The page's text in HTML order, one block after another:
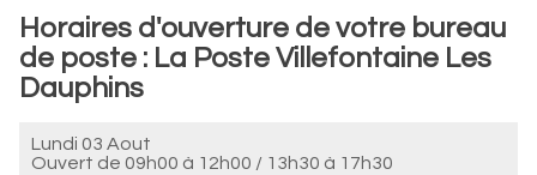
Horaires d'ouverture de votre bureau
de poste : La Poste Villefontaine Les
Dauphins
Lundi 03 Aout
Ouvert de 09h00 à 12h00 / 13h30 à 17h30